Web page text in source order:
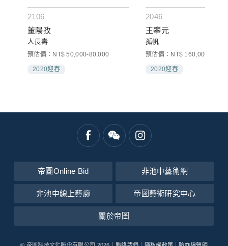
2106
董陽孜
人長壽
預估價：NT$ 50,000-80,000
2020迎春
2046
王攀元
孤帆
預估價：NT$ 160,000-
2020迎春
帝圖Online Bid 非池中藝術網
非池中線上藝廊 帝圖藝術研究中心
關於帝圖